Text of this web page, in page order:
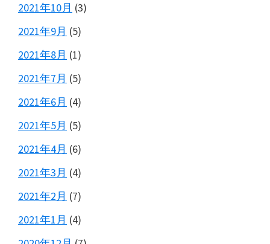
2021年10月 (3)
2021年9月 (5)
2021年8月 (1)
2021年7月 (5)
2021年6月 (4)
2021年5月 (5)
2021年4月 (6)
2021年3月 (4)
2021年2月 (7)
2021年1月 (4)